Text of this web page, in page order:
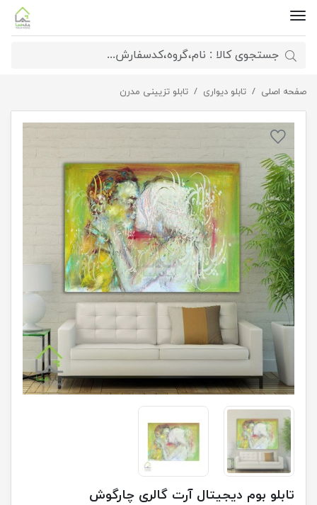
صفحه اصلی تابلو دیواری تابلو تزیینی مدرن
تابلو بوم دیجیتال آرت گالری چارگوش
تابلو بوم دیجیتال آرت گالری چارگوش